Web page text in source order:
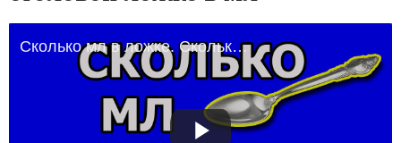
Сколько мл в ложке. Сколько в ложке мл воды.